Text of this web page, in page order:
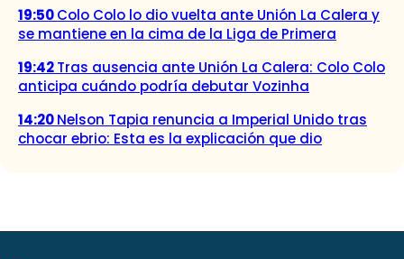
19:50Colo Colo lo dio vuelta ante Unión La Calera y
se mantiene en la cima de la Liga de Primera
19:42Tras ausencia ante Unión La Calera: Colo Colo
anticipa cuándo podría debutar Vozinha
14:20Nelson Tapia renuncia a Imperial Unido tras
chocar ebrio: Esta es la explicación que dio